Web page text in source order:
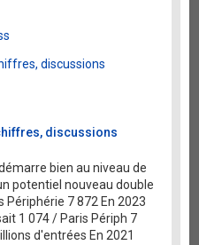
discussions
discussions
bien au niveau de
potentiel nouveau double
Périphérie 7 872 En 2023
1 074 / Paris Périph 7
d'entrées En 2021